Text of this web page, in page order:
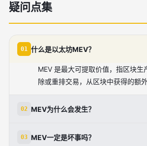
疑问点集
01 什么是以太坊MEV？
MEV 是最大可提取价值，指区块生
除或重排交易，从区块中获得的额
02 MEV为什么会发生？
存在被观察和调整的空间，因此会
03 MEV一定是坏事吗？